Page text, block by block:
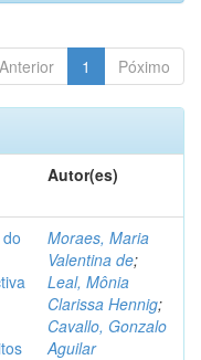
Anterior 1 Póximo
Autor(es)
Moraes, Maria
Valentina de;
Leal, Mônia
Clarissa Hennig;
Cavallo, Gonzalo
Aguilar